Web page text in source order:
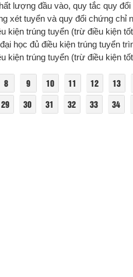
lượng đầu vào, quy tắc quy
xét tuyển và quy đổi chứng chỉ
kiện trúng tuyển (trừ điều kiện
học đủ điều kiện trúng tuyển
kiện trúng tuyển (trừ điều kiện
8 9 10 11 12 13
29 30 31 32 33 34